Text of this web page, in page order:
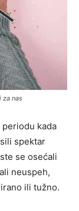
nas
kada
spektar
se osećali
neuspeh,
ili tužno.